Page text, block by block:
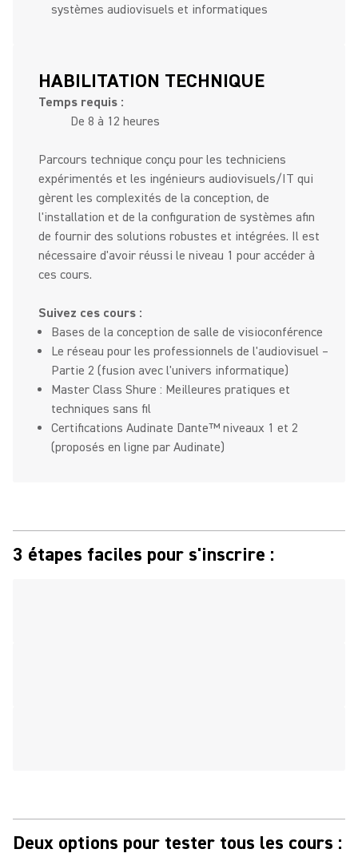
systèmes audiovisuels et informatiques
HABILITATION TECHNIQUE
Temps requis :
De 8 à 12 heures
Parcours technique conçu pour les techniciens
expérimentés et les ingénieurs audiovisuels/IT qui
gèrent les complexités de la conception, de
l'installation et de la configuration de systèmes afin
de fournir des solutions robustes et intégrées. Il est
nécessaire d'avoir réussi le niveau 1 pour accéder à
ces cours.
Suivez ces cours :
Bases de la conception de salle de visioconférence
Le réseau pour les professionnels de l'audiovisuel –
Partie 2 (fusion avec l'univers informatique)
Master Class Shure : Meilleures pratiques et
techniques sans fil
Certifications Audinate Dante™ niveaux 1 et 2
(proposés en ligne par Audinate)
3 étapes faciles pour s'inscrire :
Deux options pour tester tous les cours :